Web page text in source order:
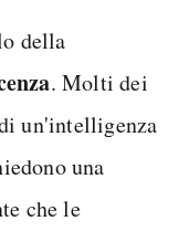
della
. Molti dei
un'intelligenza
una
che le